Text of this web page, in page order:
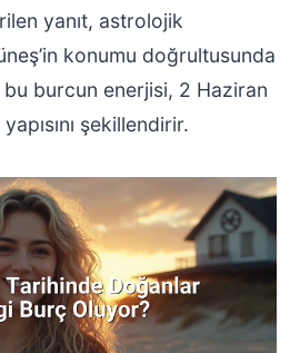
yanıt, astrolojik
konumu doğrultusunda
burcun enerjisi, 2 Haziran
şekillendirir.